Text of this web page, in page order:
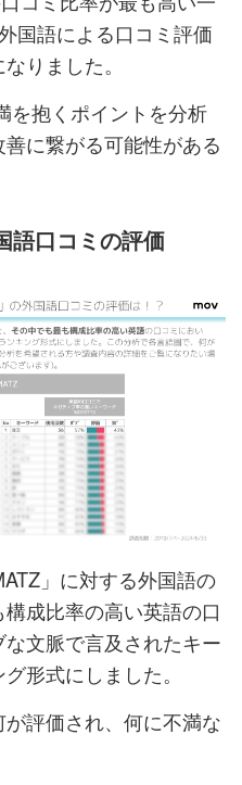
国語による口コミ評価
りました。
を抱くポイントを分析
に繋がる可能性がある
語口コミの評価
」に対する外国語の
成比率の高い英語の口
文脈で言及されたキー
形式にしました。
評価され、何に不満な